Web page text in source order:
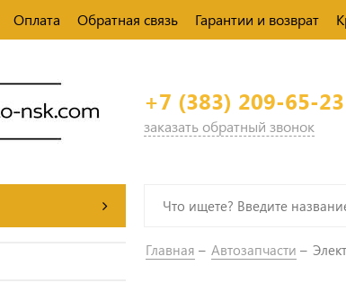
Оплата Обратная связь Гарантии и возврат
+7 (383) 209-65-23
заказать обратный звонок
Главная Автозапчасти